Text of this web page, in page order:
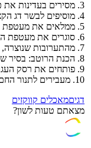
3. מסירים בעדינות את כל בשר הדג מבפנים (משאירים את המעטפת שלמה) וקוצצים את בשר הדג דק בעזרת סכין חדה.
4. מוסיפים לבשר דג הקצוץ את האגוזים, הכוסברה, הפטרוזיליה, הפלפל החריף והתבלינים.
5. ממלאים את מעטפת הדג בתערובת הדג והאגוזים, מהראש עד הזנב. לא משתמשים בכל התערובת שכן חלקה יהפוך לקציצות.
6. סוגרים את מעטפת הדג עם קיסמים.
7. מהתערובות שנוצרה, יוצרים בעזרת ידיים רטובות קציצות עגולות ומניחים אותן במקרר עד שיכנסו לסיר.
8. הכנת הרוטב: בסיר שיכול להיכנס לתנור, מניחים את הפלפלים החריפים, הגמבות, עלי הדפנה, הפלפל האנגלי ועשבי התיבול, מעליהם מניחים את הדג וסביבו מסדרים את הקציצות.
9. פותחים את רסק העגבניות בקערה עם קצת מים, מוסיפים פנימה את הסוכר, הפפריקה והכורכום ויוצקים מעל הירקות שבסיר.
10. מעבירים לתנור החם ואופים כרבע שעה, אחריה מסירים את הכיסוי ומבשלים חצי שעה נוספת, מכבים את התנור ומשאירים את הסיר בתנור החם רבע שעה נוספת להשחמה
דגיםמאכלים קווקזים
מצאתם טעות לשון?